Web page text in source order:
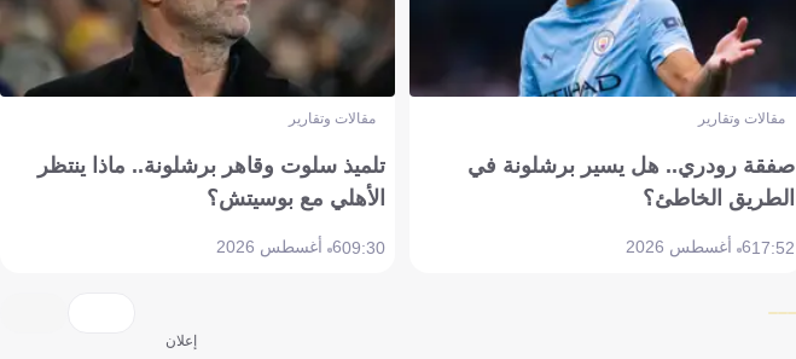
مقالات وتقارير
صفقة رودري.. هل يسير برشلونة في
الطريق الخاطئ؟
17:526 أغسطس 2026
مقالات وتقارير
تلميذ سلوت وقاهر برشلونة.. ماذا ينتظر
الأهلي مع بوسيتش؟
09:306 أغسطس 2026
إعلان